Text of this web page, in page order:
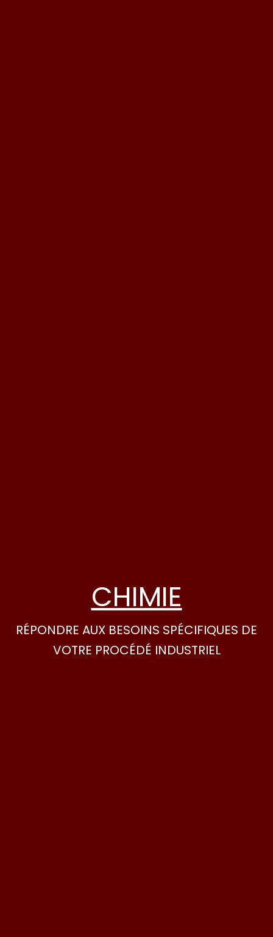
CHIMIE
RÉPONDRE AUX BESOINS SPÉCIFIQUES DE
VOTRE PROCÉDÉ INDUSTRIEL